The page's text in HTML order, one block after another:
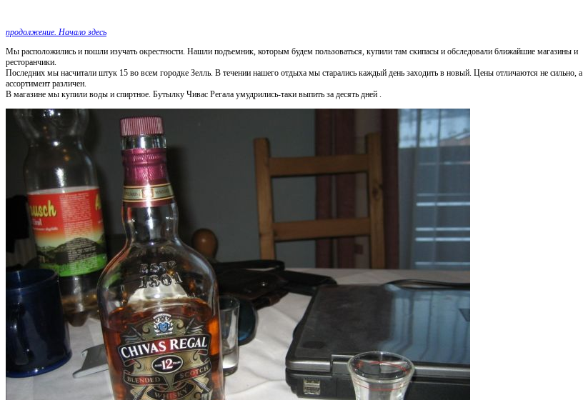
продолжение. Начало здесь
Мы расположились и пошли изучать окрестности. Нашли подъемник, которым будем пользоваться, купили там скипасы и обследовали ближайшие магазины и
ресторанчики.
Последних мы насчитали штук 15 во всем городке Зелль. В течении нашего отдыха мы старались каждый день заходить в новый. Цены отличаются не сильно, а
ассортимент различен.
В магазине мы купили воды и спиртное. Бутылку Чивас Регала умудрились-таки выпить за десять дней .